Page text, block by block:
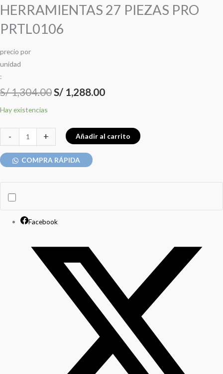
HERRAMIENTAS 27 PIEZAS PRO
PRTL0106
precio por
unidad
:
S/1,304.00S/ 1,288.00
Hay existencias
- + Añadir al carrito
COMPRA RÁPIDA
Facebook